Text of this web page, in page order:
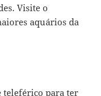
Visite o
aquários da
teleférico para ter